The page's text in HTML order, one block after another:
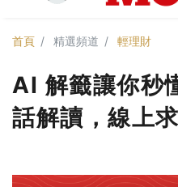
首頁 精選頻道 輕理財
AI 解籤讓你秒
話解讀，線上